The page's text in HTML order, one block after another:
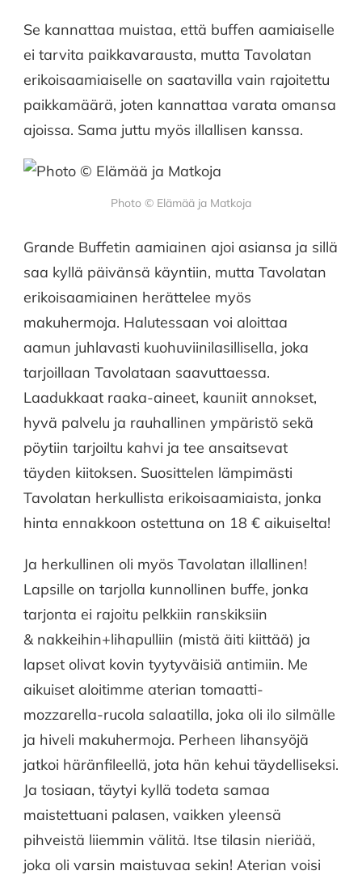
Se kannattaa muistaa, että buffen aamiaiselle
ei tarvita paikkavarausta, mutta Tavolatan
erikoisaamiaiselle on saatavilla vain rajoitettu
paikkamäärä, joten kannattaa varata omansa
ajoissa. Sama juttu myös illallisen kanssa.
Photo © Elämää ja Matkoja
Grande Buffetin aamiainen ajoi asiansa ja sillä
saa kyllä päivänsä käyntiin, mutta Tavolatan
erikoisaamiainen herättelee myös
makuhermoja. Halutessaan voi aloittaa
aamun juhlavasti kuohuviinilasillisella, joka
tarjoillaan Tavolataan saavuttaessa.
Laadukkaat raaka-aineet, kauniit annokset,
hyvä palvelu ja rauhallinen ympäristö sekä
pöytiin tarjoiltu kahvi ja tee ansaitsevat
täyden kiitoksen. Suosittelen lämpimästi
Tavolatan herkullista erikoisaamiaista, jonka
hinta ennakkoon ostettuna on 18 € aikuiselta!
Ja herkullinen oli myös Tavolatan illallinen!
Lapsille on tarjolla kunnollinen buffe, jonka
tarjonta ei rajoitu pelkkiin ranskiksiin
& nakkeihin+lihapulliin (mistä äiti kiittää) ja
lapset olivat kovin tyytyväisiä antimiin. Me
aikuiset aloitimme aterian tomaatti-
mozzarella-rucola salaatilla, joka oli ilo silmälle
ja hiveli makuhermoja. Perheen lihansyöjä
jatkoi häränfileellä, jota hän kehui täydelliseksi.
Ja tosiaan, täytyi kyllä todeta samaa
maistettuani palasen, vaikken yleensä
pihveistä liiemmin välitä. Itse tilasin nieriää,
joka oli varsin maistuvaa sekin! Aterian voisi